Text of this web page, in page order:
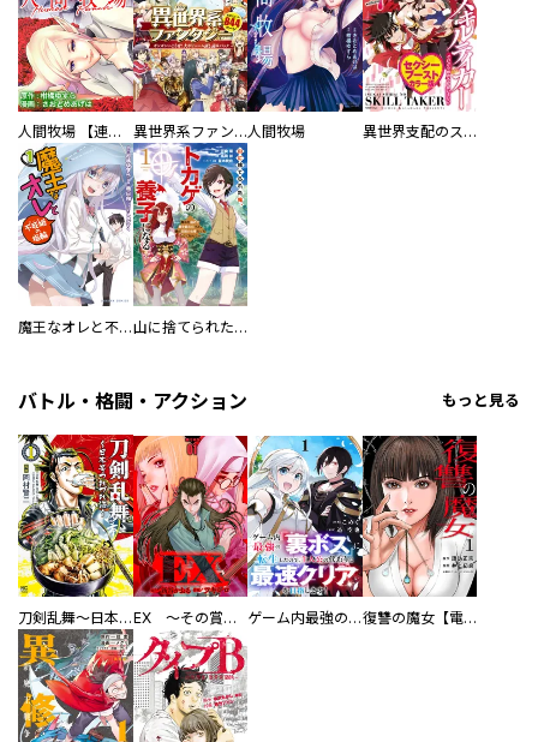
人間牧場 【連載版】 異世界系ファンタジー ガンガンいこうぜ！大ボリューム試し読みパック人間牧場 異世界支配のスキルテイカー ゼロから始める奴隷ハーレム セクシーブーストカラー版（７）
魔王なオレと不死姫の指輪 山に捨てられた俺、トカゲの養子になる 魔法を極めて親を超えたけど、親が伝説の古竜だったなんて知らない
バトル・格闘・アクション もっと見る
刀剣乱舞～日本号つれづれ酒～ EX ～その賞金稼ぎは、世界の出口を探す～【単行本版】 ゲーム内最強の『裏ボス』に転生したので、主人公の代わりに最速クリアを目指します！【電子単行本版】 復讐の魔女【電子単行本版】